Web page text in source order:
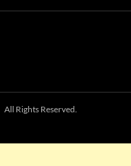
All Rights Reserved.